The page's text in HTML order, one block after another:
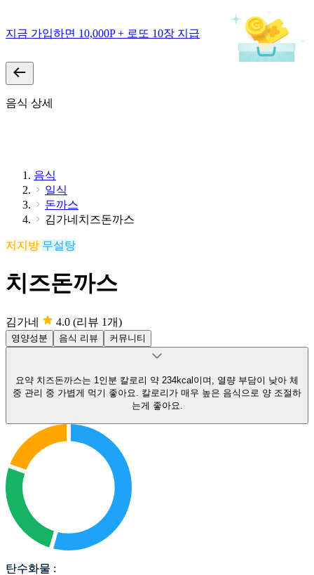
지금 가입하면 10,000P + 로또 10장 지급
음식 상세
음식
일식
돈까스
김가네치즈돈까스
저지방 무설탕
치즈돈까스
김가네 4.0 (리뷰 1개)
영양성분 음식 리뷰 커뮤니티
요약 치즈돈까스는 1인분 칼로리 약 234kcal이며, 열량 부담이 낮아 체
중 관리 중 가볍게 먹기 좋아요. 칼로리가 매우 높은 음식으로 양 조절하
는게 좋아요.
탄수화물
탄수화물 :